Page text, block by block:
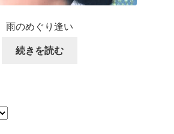
雨のめぐり逢い
続きを読む